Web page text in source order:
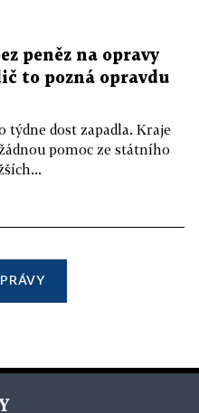
peněz na opravy
to pozná opravdu
dost zapadla. Kraje
pomoc ze státního